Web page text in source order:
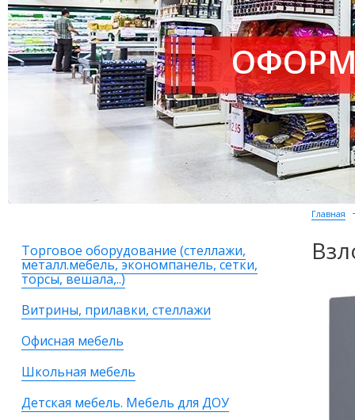
Торговое оборудование (стеллажи,
металл.мебель, экономпанель, сетки,
торсы, вешала,..)
Витрины, прилавки, стеллажи
Офисная мебель
Школьная мебель
Детская мебель. Мебель для ДОУ
Главная